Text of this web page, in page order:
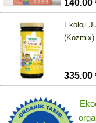
140.00
Ekoloji
(Kozmix)
335.00